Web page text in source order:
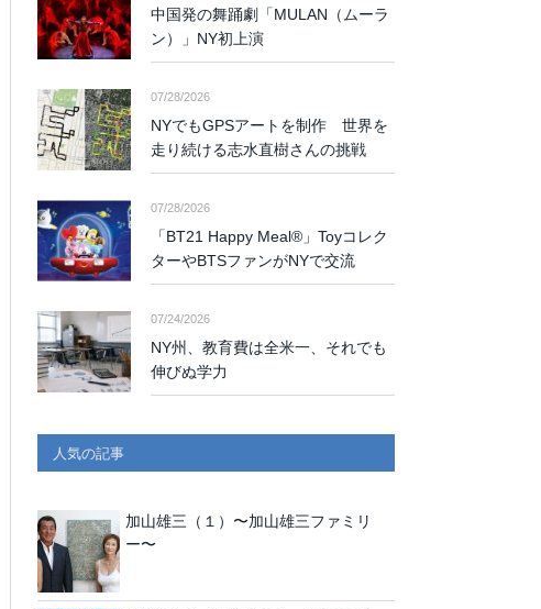
中国発の舞踊劇「MULAN（ムーラ
ン）」NY初上演
07/28/2026
NYでもGPSアートを制作 世界を
走り続ける志水直樹さんの挑戦
07/28/2026
「BT21 Happy Meal®」Toyコレク
ターやBTSファンがNYで交流
07/24/2026
NY州、教育費は全米一、それでも
伸びぬ学力
人気の記事
加山雄三（１）〜加山雄三ファミリ
ー〜